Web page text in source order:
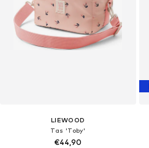
LIEWOOD
Tas 'Toby'
€44,90